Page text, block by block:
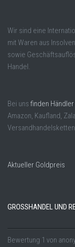
Wir sind eine
mit Waren aus
sowie
Handel.
Bei uns finden
Amazon, Kaufland,
Aktueller Goldpreis
GROSSHANDEL UND
Bewertung 1 von